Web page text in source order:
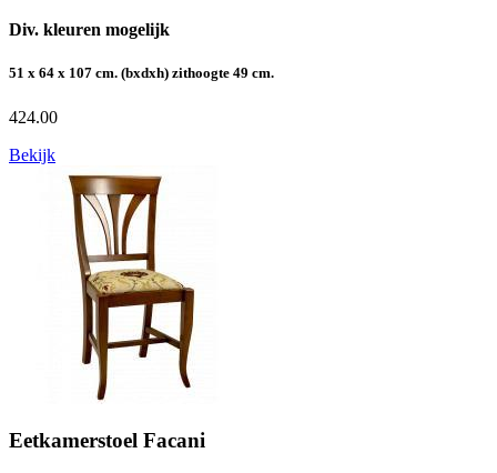
Div. kleuren mogelijk
51 x 64 x 107 cm. (bxdxh) zithoogte 49 cm.
424.00
Bekijk
Eetkamerstoel Facani